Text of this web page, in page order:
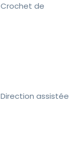
Crochet de
Direction assistée